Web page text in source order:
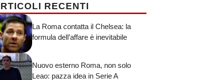
RECENTI
La Roma contatta il Chelsea: la
formula dell’affare è inevitabile
Nuovo esterno Roma, non solo
Leao: pazza idea in Serie A